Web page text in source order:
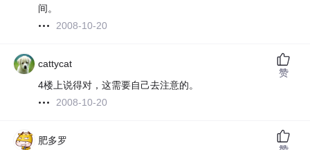
间。
2008-10-20
cattycat
4楼上说得对，这需要自己去注意的。
2008-10-20
赞
肥多罗